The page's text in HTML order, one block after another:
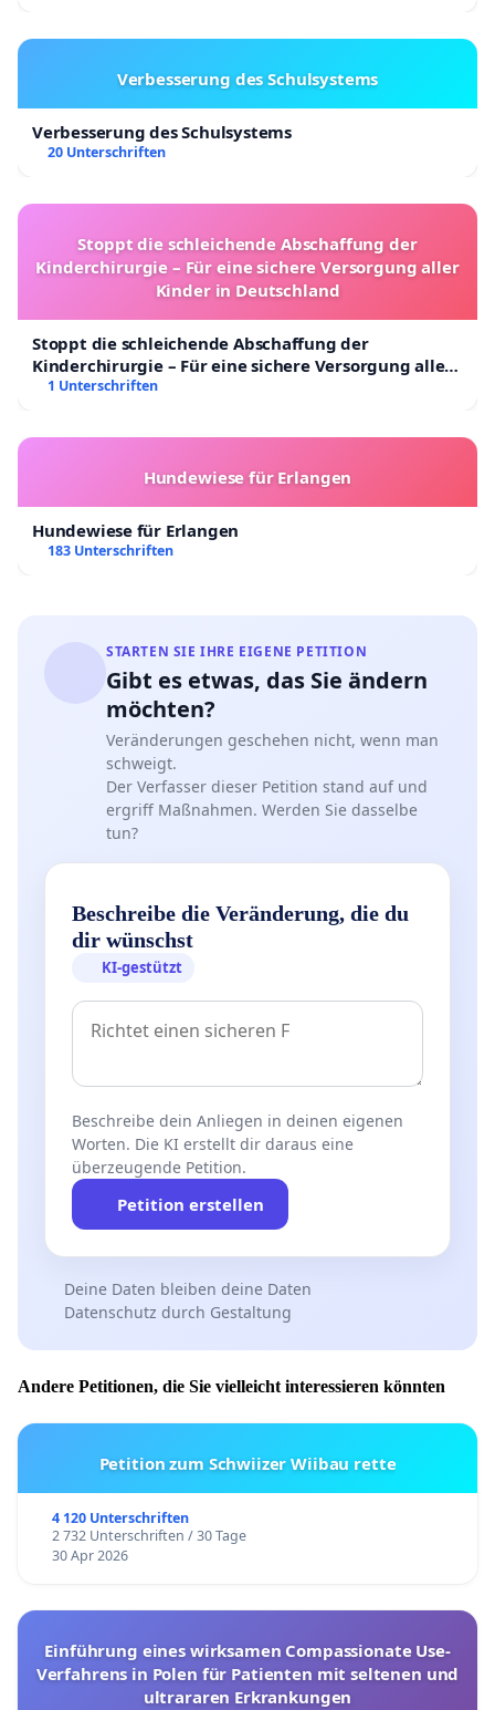
Verbesserung des Schulsystems
Verbesserung des Schulsystems
20 Unterschriften
Stoppt die schleichende Abschaffung der
Kinderchirurgie – Für eine sichere Versorgung aller
Kinder in Deutschland
Stoppt die schleichende Abschaffung der
Kinderchirurgie – Für eine sichere Versorgung aller
Kinder in Deutschland
1 Unterschriften
Hundewiese für Erlangen
Hundewiese für Erlangen
183 Unterschriften
STARTEN SIE IHRE EIGENE PETITION
Gibt es etwas, das Sie ändern
möchten?
Veränderungen geschehen nicht, wenn man
schweigt.
Der Verfasser dieser Petition stand auf und
ergriff Maßnahmen. Werden Sie dasselbe
tun?
Beschreibe die Veränderung, die du
dir wünschst
KI-gestützt
Beschreibe dein Anliegen in deinen eigenen
Worten. Die KI erstellt dir daraus eine
überzeugende Petition.
Petition erstellen
Deine Daten bleiben deine Daten
Datenschutz durch Gestaltung
Andere Petitionen, die Sie vielleicht interessieren könnten
Petition zum Schwiizer Wiibau rette
4 120 Unterschriften
2 732 Unterschriften / 30 Tage
30 Apr 2026
Einführung eines wirksamen Compassionate Use-
Verfahrens in Polen für Patienten mit seltenen und
ultrararen Erkrankungen